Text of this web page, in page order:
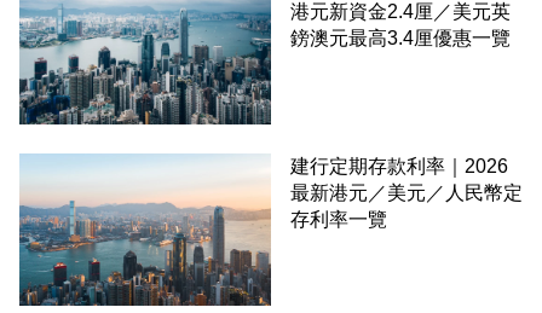
港元新資金2.4厘／美元英
鎊澳元最高3.4厘優惠一覽
建行定期存款利率｜2026
最新港元／美元／人民幣定
存利率一覽